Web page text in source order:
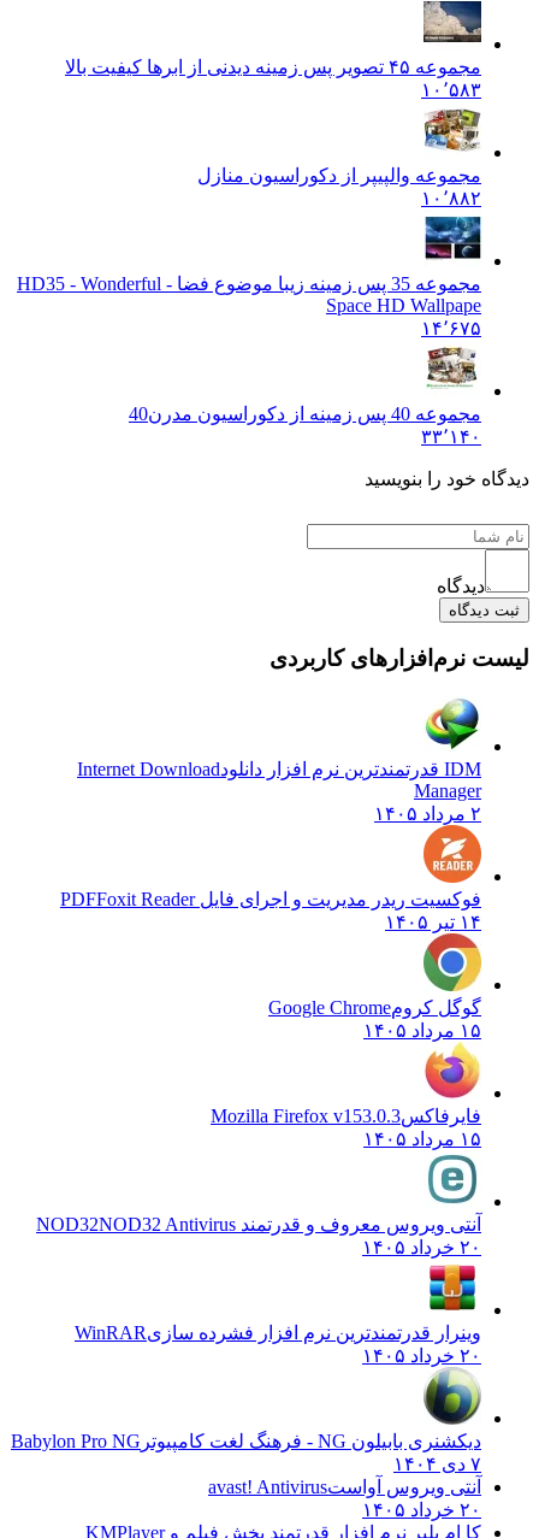
مجموعه ۴۵ تصویر پس زمینه دیدنی از ابرها کیفیت بالا
۱۰٬۵۸۳
مجموعه والپیپر از دکوراسیون منازل
۱۰٬۸۸۲
مجموعه 35 پس زمینه زیبا موضوع فضا - HD
35 - Wonderful
Space HD Wallpape
۱۴٬۶۷۵
مجموعه 40 پس زمینه از دکوراسیون مدرن
40
۳۳٬۱۴۰
خود را بنویسید
دیدگاه
ثبت دیدگاه
نرم‌افزارهای کاربردی
IDM قدرتمندترین نرم افزار دانلود
Internet Download
Manager
فوکسیت ریدر مدیریت و اجرای فایل PDF Foxit Reader
۱۴ تیر ۱۴۰۵
گوگل کرومGoogle Chrome
۱۵ مرداد ۱۴۰۵
فایرفاکسMozilla Firefox v153.0.3
۱۵ مرداد ۱۴۰۵
آنتی ویروس معروف و قدرتمند NOD32NOD32 Antivirus
۲۰ خرداد ۱۴۰۵
وینرار قدرتمندترین نرم افزار فشرده سازیWinRAR
۲۰ خرداد ۱۴۰۵
دیکشنری بابیلون NG - فرهنگ لغت کامپیوتر
Babylon Pro NG
آنتی ویروس آواستavast! Antivirus
۲۰ خرداد ۱۴۰۵
کا ام پلیر نرم افزار قدرتمند پخش فیلم وKMPlayer